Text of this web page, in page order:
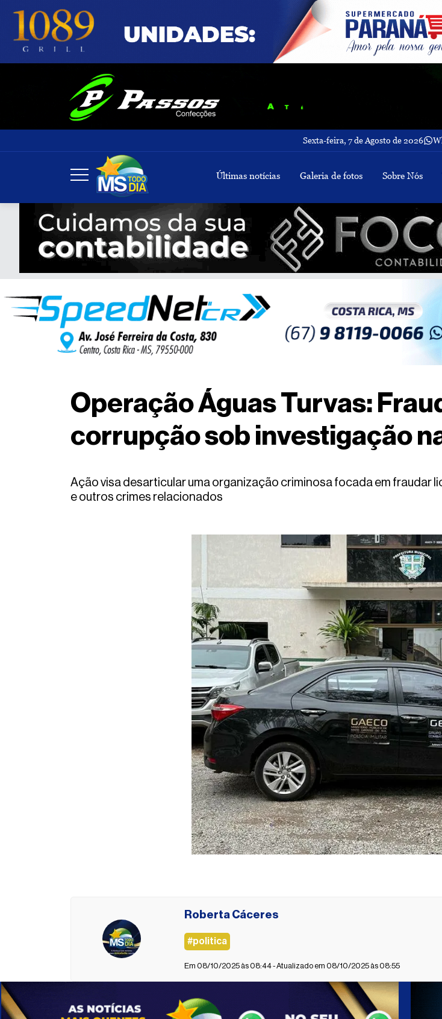
Sexta-feira, 7 de Agosto de 2026
Últimas notícias Galeria de fotos Sobre Nós
Operação Águas Turvas:
corrupção sob investigação
Ação visa desarticular uma organização criminosa focada em fraudar
e outros crimes relacionados
Roberta Cáceres
#politica
Em 08/10/2025 às 08:44 - Atualizado em 08/10/2025 às 08:55